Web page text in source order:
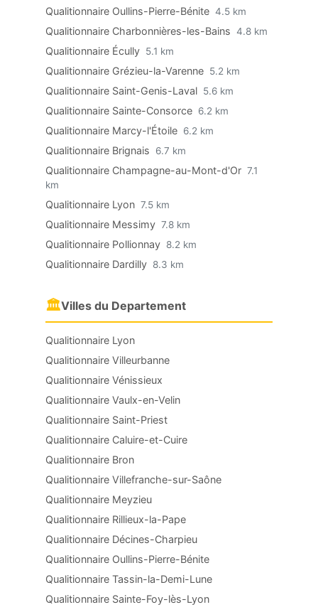
Qualitionnaire Oullins-Pierre-Bénite 4.5 km
Qualitionnaire Charbonnières-les-Bains 4.8 km
Qualitionnaire Écully 5.1 km
Qualitionnaire Grézieu-la-Varenne 5.2 km
Qualitionnaire Saint-Genis-Laval 5.6 km
Qualitionnaire Sainte-Consorce 6.2 km
Qualitionnaire Marcy-l'Étoile 6.2 km
Qualitionnaire Brignais 6.7 km
Qualitionnaire Champagne-au-Mont-d'Or 7.1
km
Qualitionnaire Lyon 7.5 km
Qualitionnaire Messimy 7.8 km
Qualitionnaire Pollionnay 8.2 km
Qualitionnaire Dardilly 8.3 km
🏛Villes du Departement
Qualitionnaire Lyon
Qualitionnaire Villeurbanne
Qualitionnaire Vénissieux
Qualitionnaire Vaulx-en-Velin
Qualitionnaire Saint-Priest
Qualitionnaire Caluire-et-Cuire
Qualitionnaire Bron
Qualitionnaire Villefranche-sur-Saône
Qualitionnaire Meyzieu
Qualitionnaire Rillieux-la-Pape
Qualitionnaire Décines-Charpieu
Qualitionnaire Oullins-Pierre-Bénite
Qualitionnaire Tassin-la-Demi-Lune
Qualitionnaire Sainte-Foy-lès-Lyon